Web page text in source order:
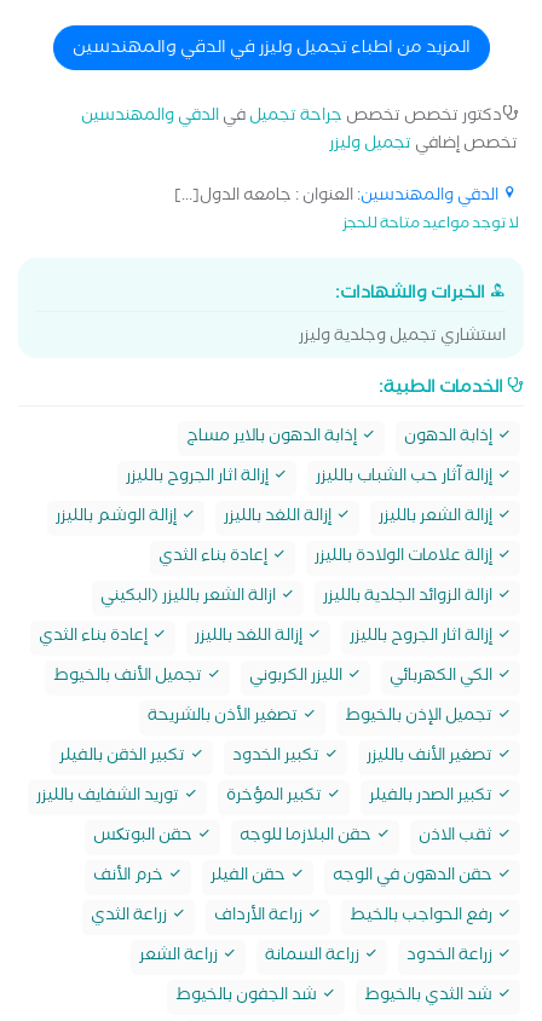
المزيد من اطباء تجميل وليزر في الدقي والمهندسين
دكتور تخصص تخصص جراحة تجميلفيالدقي والمهندسين
تخصص إضافي تجميل وليزر
الدقي والمهندسين: العنوان : جامعه الدول[...]
لا توجد مواعيد متاحة للحجز
الخبرات والشهادات:
استشاري تجميل وجلدية وليزر
الخدمات الطبية:
إذابة الدهون
إذابة الدهون بالاير مساج
إزالة آثار حب الشباب بالليزر
إزالة اثار الجروح بالليزر
إزالة الشعر بالليزر
إزالة اللغد بالليزر
إزالة الوشم بالليزر
إزالة علامات الولادة بالليزر
إعادة بناء الثدي
ازالة الزوائد الجلدية بالليزر
ازالة الشعر بالليزر (البكيني
إزالة اثار الجروح بالليزر
إزالة اللغد بالليزر
إعادة بناء الثدي
الكي الكهربائي
الليزر الكربوني
تجميل الأنف بالخيوط
تجميل الإذن بالخيوط
تصغير الأذن بالشريحة
تصغير الأنف بالليزر
تكبير الخدود
تكبير الذقن بالفيلر
تكبير الصدر بالفيلر
تكبير المؤخرة
توريد الشفايف بالليزر
ثقب الاذن
حقن البلازما للوجه
حقن البوتکس
حقن الدهون في الوجه
حقن الفيلر
خرم الأنف
رفع الحواجب بالخيط
زراعة الأرداف
زراعة الثدي
زراعة الخدود
زراعة السمانة
زراعة الشعر
شد الثدي بالخيوط
شد الجفون بالخيوط